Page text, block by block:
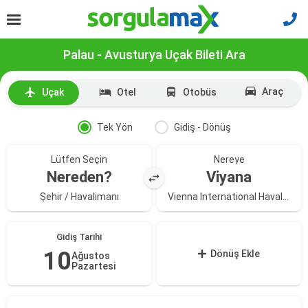
Palau - Avusturya Uçak Bileti Ara
Uçak Otel Otobüs Araç
Tek Yön Gidiş - Dönüş
Lütfen Seçin
Nereden?
Şehir / Havalimanı
Nereye
Viyana
Gidiş Tarihi
10Ağustos
Pazartesi
Dönüş Ekle